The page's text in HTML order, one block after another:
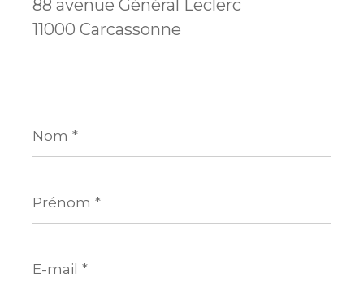
88 avenue Général Leclerc
11000 Carcassonne
*
*
mail
*